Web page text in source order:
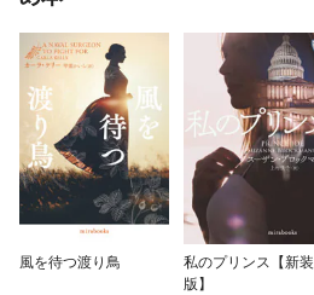
風を待つ渡り鳥
私のプリンス【新装
版】